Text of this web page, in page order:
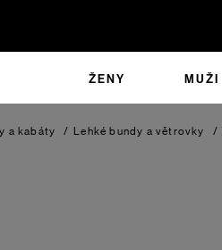
ŽENY MUŽI
a kabáty / Lehké bundy a větrovky /